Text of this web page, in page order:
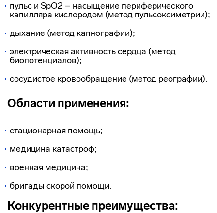
пульс и SpO2 – насыщение периферического
капилляра кислородом (метод пульсоксиметрии);
дыхание (метод капнографии);
электрическая активность сердца (метод
биопотенциалов);
сосудистое кровообращение (метод реографии).
Области применения:
cтационарная помощь;
медицина катастроф;
военная медицина;
бригады скорой помощи.
Конкурентные преимущества: